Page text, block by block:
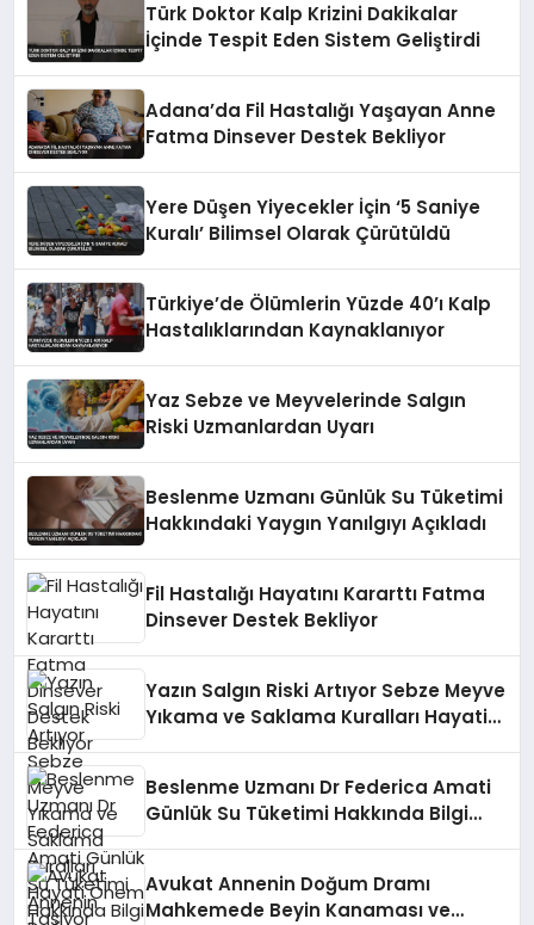
Türk Doktor Kalp Krizini Dakikalar
İçinde Tespit Eden Sistem Geliştirdi
Adana’da Fil Hastalığı Yaşayan Anne
Fatma Dinsever Destek Bekliyor
Yere Düşen Yiyecekler İçin ‘5 Saniye
Kuralı’ Bilimsel Olarak Çürütüldü
Türkiye’de Ölümlerin Yüzde 40’ı Kalp
Hastalıklarından Kaynaklanıyor
Yaz Sebze ve Meyvelerinde Salgın
Riski Uzmanlardan Uyarı
Beslenme Uzmanı Günlük Su Tüketimi
Hakkındaki Yaygın Yanılgıyı Açıkladı
Fil Hastalığı Hayatını Kararttı Fatma
Dinsever Destek Bekliyor
Yazın Salgın Riski Artıyor Sebze Meyve
Yıkama ve Saklama Kuralları Hayati
Beslenme Uzmanı Dr Federica Amati
Günlük Su Tüketimi Hakkında Bilgi
Avukat Annenin Doğum Dramı
Mahkemede Beyin Kanaması ve